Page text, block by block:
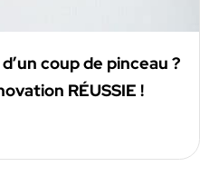
coup de pinceau ?
RÉUSSIE !